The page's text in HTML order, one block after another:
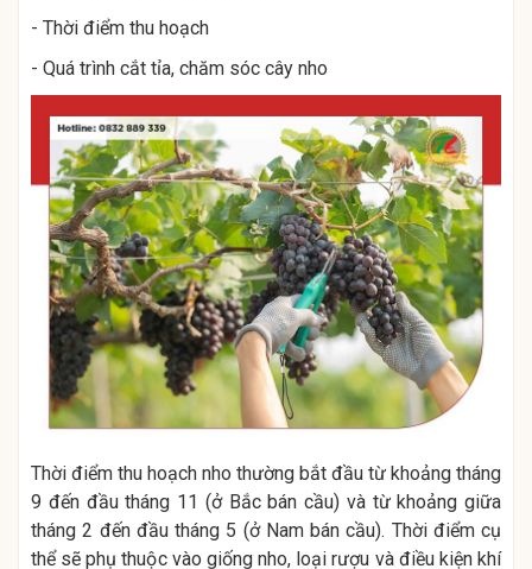
- Thời điểm thu hoạch
- Quá trình cắt tỉa, chăm sóc cây nho
Thời điểm thu hoạch nho thường bắt đầu từ khoảng tháng
9 đến đầu tháng 11 (ở Bắc bán cầu) và từ khoảng giữa
tháng 2 đến đầu tháng 5 (ở Nam bán cầu). Thời điểm cụ
thể sẽ phụ thuộc vào giống nho, loại rượu và điều kiện khí